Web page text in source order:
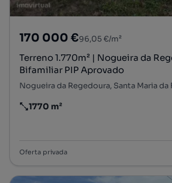
170 000 €96,05 €/m²
Terreno 1.770m² | Nogueira da
Bifamiliar PIP Aprovado
Nogueira da Regedoura, Santa Maria da
Preço por metro quadrado
1770 m²
Oferta privada